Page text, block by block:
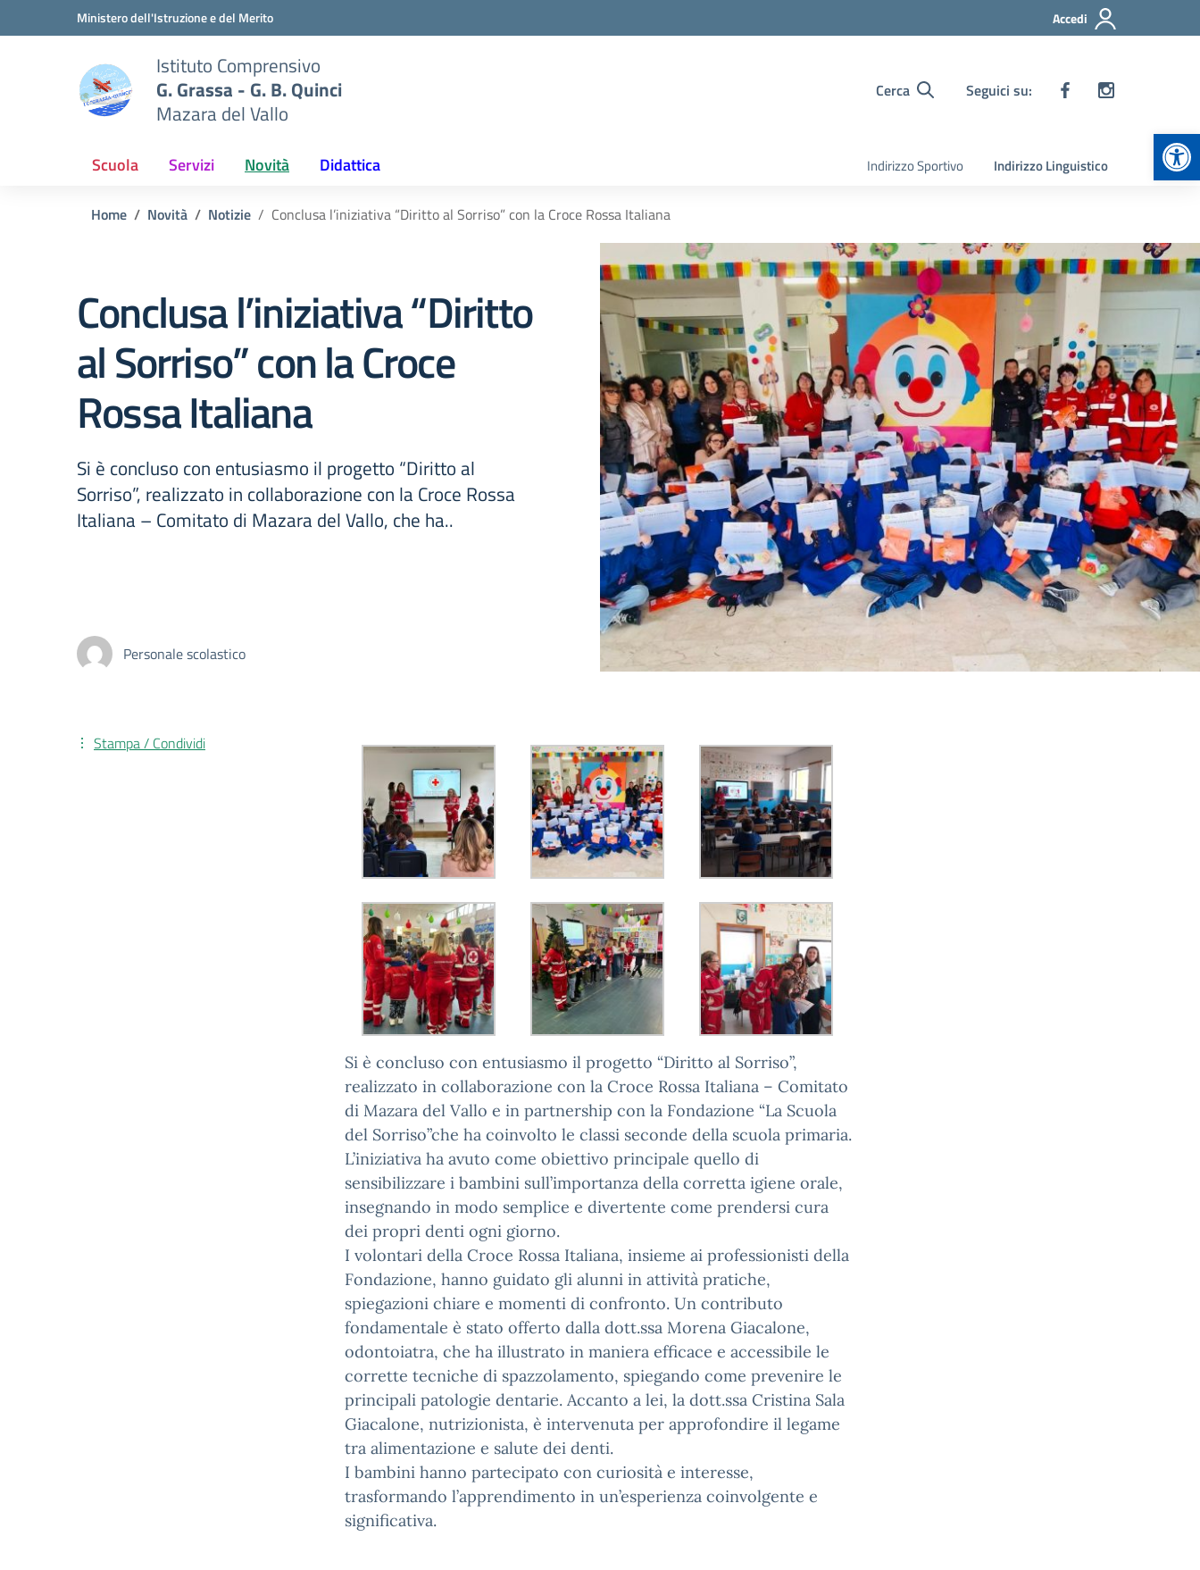
Vai ai contenuti
Vai al menu di navigazioneMinistero dell'Istruzione e del Merito Accedi
Istituto Comprensivo
G. Grassa - G. B. Quinci
Mazara del Vallo
Cerca Seguici su:
Scuola Servizi Novità Didattica Indirizzo Sportivo Indirizzo Linguistico
Home Novità Notizie Conclusa l’iniziativa “Diritto al Sorriso” con la Croce Rossa Italiana
Conclusa l’iniziativa “Diritto
al Sorriso” con la Croce
Rossa Italiana
Si è concluso con entusiasmo il progetto “Diritto al
Sorriso”, realizzato in collaborazione con la Croce Rossa
Italiana – Comitato di Mazara del Vallo, che ha..
Personale scolastico
Si è concluso con entusiasmo il progetto “Diritto al Sorriso”,
realizzato in collaborazione con la Croce Rossa Italiana – Comitato
di Mazara del Vallo e in partnership con la Fondazione “La Scuola
del Sorriso”che ha coinvolto le classi seconde della scuola primaria.
L’iniziativa ha avuto come obiettivo principale quello di
sensibilizzare i bambini sull’importanza della corretta igiene orale,
insegnando in modo semplice e divertente come prendersi cura
dei propri denti ogni giorno.
I volontari della Croce Rossa Italiana, insieme ai professionisti della
Fondazione, hanno guidato gli alunni in attività pratiche,
spiegazioni chiare e momenti di confronto. Un contributo
fondamentale è stato offerto dalla dott.ssa Morena Giacalone,
odontoiatra, che ha illustrato in maniera efficace e accessibile le
corrette tecniche di spazzolamento, spiegando come prevenire le
principali patologie dentarie. Accanto a lei, la dott.ssa Cristina Sala
Giacalone, nutrizionista, è intervenuta per approfondire il legame
tra alimentazione e salute dei denti.
I bambini hanno partecipato con curiosità e interesse,
trasformando l’apprendimento in un’esperienza coinvolgente e
significativa.
Stampa / Condividi